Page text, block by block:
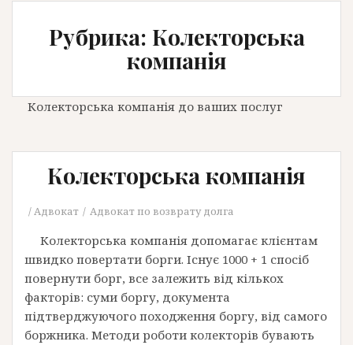
Рубрика: Колекторська
компанія
Колекторська компанія до ваших послуг
Колекторська компанія
Адвокат Адвокат по возврату долга
Колекторська компанія допомагає клієнтам
швидко повертати борги. Існує 1000 + 1 спосіб
повернути борг, все залежить від кількох
факторів: суми боргу, документа
підтверджуючого походження боргу, від самого
боржника. Методи роботи колекторів бувають